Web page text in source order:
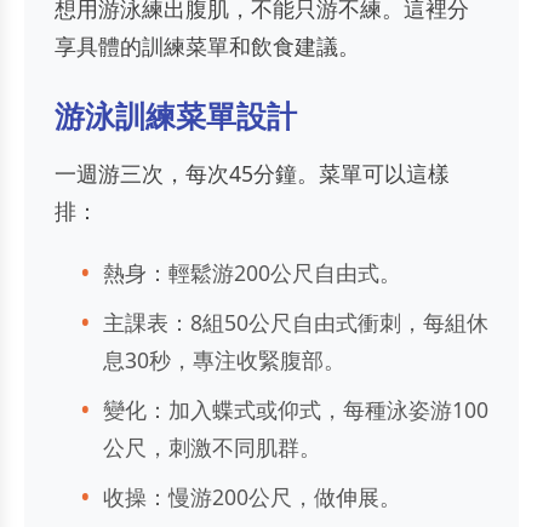
想用游泳練出腹肌，不能只游不練。這裡分
享具體的訓練菜單和飲食建議。
游泳訓練菜單設計
一週游三次，每次45分鐘。菜單可以這樣
排：
熱身：輕鬆游200公尺自由式。
主課表：8組50公尺自由式衝刺，每組休
息30秒，專注收緊腹部。
變化：加入蝶式或仰式，每種泳姿游100
公尺，刺激不同肌群。
收操：慢游200公尺，做伸展。